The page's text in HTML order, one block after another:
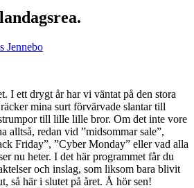
Jennebo
I ett drygt år har vi väntat på den stora
mina surt förvärvade slantar till
till lille lille bror. Om det inte vore
alltså, redan vid ”midsommar sale”,
Friday”, ”Cyber Monday” eller vad alla
nu heter. I det här programmet får du
och inslag, som liksom bara blivit
så här i slutet på året. Å hör sen!